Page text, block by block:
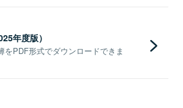
年度版）
をPDF形式でダウンロードできま